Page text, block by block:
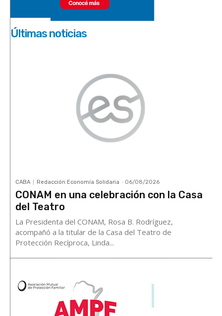
Últimas noticias
CABA Redacción Economía Solidaria - 06/08/2026
CONAM en una celebración con la Casa
del Teatro
La Presidenta del CONAM, Rosa B. Rodríguez,
acompañó a la titular de la Casa del Teatro de
Protección Recíproca, Linda...